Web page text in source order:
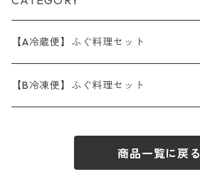
【A冷蔵便】ふぐ料理セット
【B冷凍便】ふぐ料理セット
商品一覧に戻る